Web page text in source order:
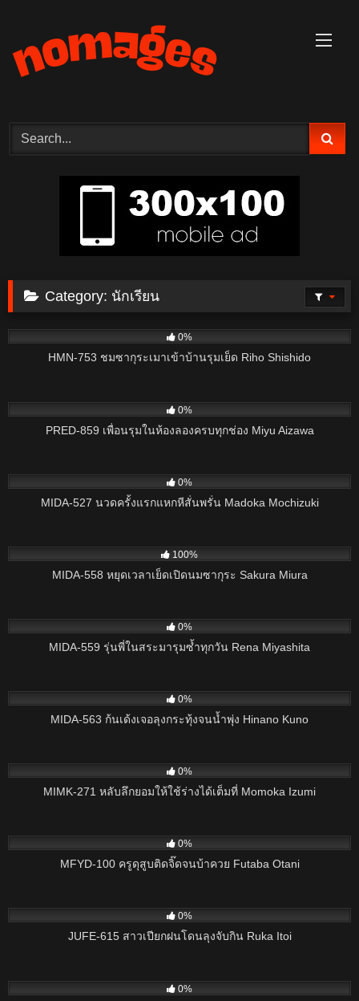
content
Category: นักเรียน
0%
HMN-753 ชมซากุระเมาเข้าบ้านรุมเย็ด Riho Shishido
0%
PRED-859 เพื่อนรุมในห้องลองครบทุกช่อง Miyu Aizawa
0%
MIDA-527 นวดครั้งแรกแหกหีสั่นพรั่น Madoka Mochizuki
100%
MIDA-558 หยุดเวลาเย็ดเปิดนมซากุระ Sakura Miura
0%
MIDA-559 รุ่นพี่ในสระมารุมซ้ำทุกวัน Rena Miyashita
0%
MIDA-563 ก้นเด้งเจอลุงกระทุ้งจนน้ำพุ่ง Hinano Kuno
0%
MIMK-271 หลับลึกยอมให้ใช้ร่างได้เต็มที่ Momoka Izumi
0%
MFYD-100 ครูดุสูบติดจิ๊ดจนบ้าควย Futaba Otani
0%
JUFE-615 สาวเปียกฝนโดนลุงจับกิน Ruka Itoi
0%